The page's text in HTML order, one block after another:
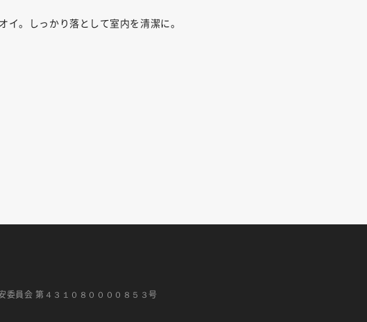
イ。しっかり落として室内を清潔に。
委員会 第４３１０８００００８５３号